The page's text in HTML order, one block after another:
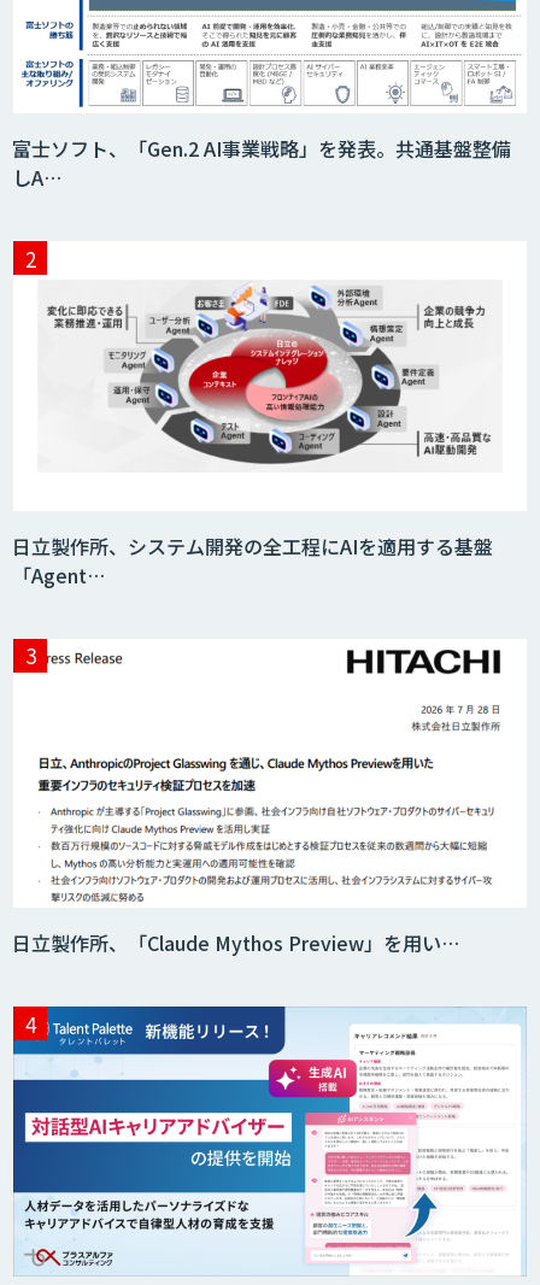
富士ソフト、「Gen.2 AI事業戦略」を発表。共通基盤整備
しA…
日立製作所、システム開発の全工程にAIを適用する基盤
「Agent…
日立製作所、「Claude Mythos Preview」を用い…